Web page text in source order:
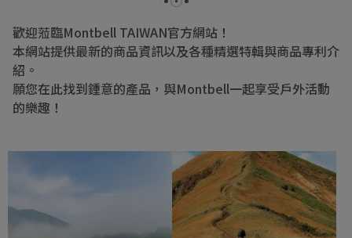
歡迎蒞臨Montbell TAIWAN官方網站！
本網站提供最新的商品資訊以及各種精選特輯與商品專利介
紹。
願您在此找到鍾意的產品，與Montbell一起享受戶外活動
的樂趣！